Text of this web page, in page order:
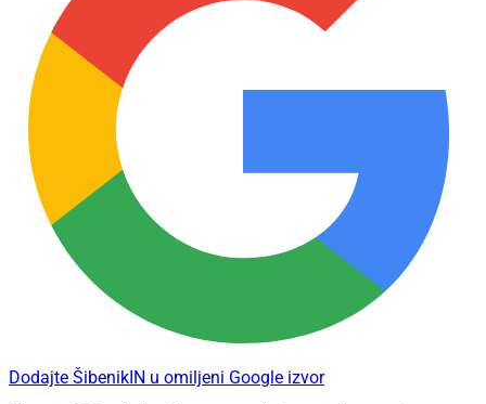
Dodajte ŠibenikIN u omiljeni Google izvor